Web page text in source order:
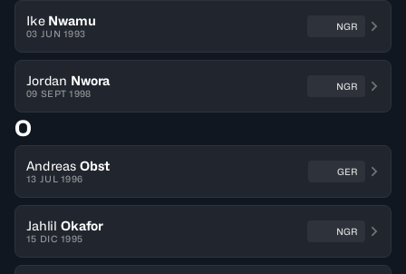
Ike Nwamu
03 JUN 1993
NGR
Jordan Nwora
09 SEPT 1998
NGR
O
Andreas Obst
13 JUL 1996
GER
Jahlil Okafor
15 DIC 1995
NGR